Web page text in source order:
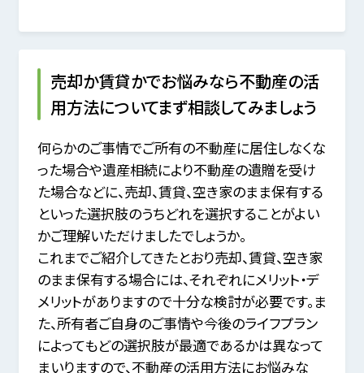
売却か賃貸かでお悩みなら不動産の活
用方法についてまず相談してみましょう
何らかのご事情でご所有の不動産に居住しなくな
った場合や遺産相続により不動産の遺贈を受け
た場合などに、売却、賃貸、空き家のまま保有する
といった選択肢のうちどれを選択することがよい
かご理解いただけましたでしょうか。
これまでご紹介してきたとおり売却、賃貸、空き家
のまま保有する場合には、それぞれにメリット・デ
メリットがありますので十分な検討が必要です。ま
た、所有者ご自身のご事情や今後のライフプラン
によってもどの選択肢が最適であるかは異なって
まいりますので、不動産の活用方法にお悩みな